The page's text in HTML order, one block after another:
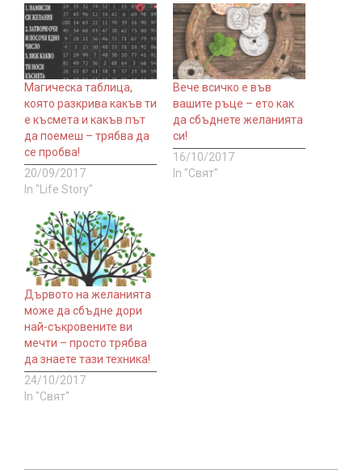
Магическа таблица,
която разкрива какъв ти
е късмета и какъв път
да поемеш – трябва да
се пробва!
20/09/2017
In "Life Story"
Вече всичко е във
вашите ръце – ето как
да сбъднете желанията
си!
16/10/2017
In "Свят"
Дървото на желанията
може да сбъдне дори
най-съкровените ви
мечти – просто трябва
да знаете тази техника!
24/10/2017
In "Свят"